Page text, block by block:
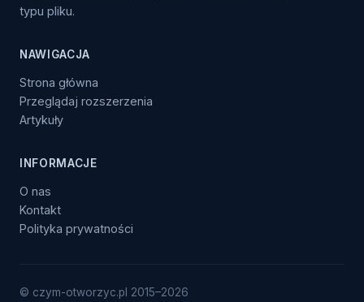
typu pliku.
NAWIGACJA
Strona główna
Przeglądaj rozszerzenia
Artykuły
INFORMACJE
O nas
Kontakt
Polityka prywatności
© czym-otworzyc.pl 2015–2026